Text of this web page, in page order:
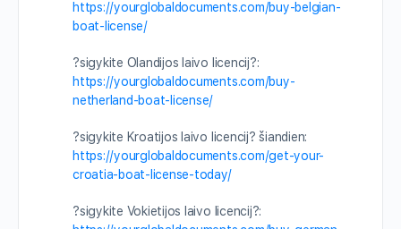
https://yourglobaldocuments.com/buy-belgian-
boat-license/
?sigykite Olandijos laivo licencij?:
https://yourglobaldocuments.com/buy-
netherland-boat-license/
?sigykite Kroatijos laivo licencij? šiandien:
https://yourglobaldocuments.com/get-your-
croatia-boat-license-today/
?sigykite Vokietijos laivo licencij?: